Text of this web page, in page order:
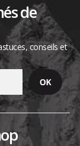
de
conseils et